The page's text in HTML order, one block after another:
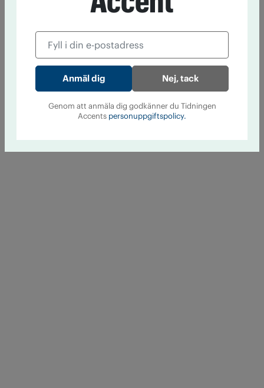
Nej, tack
Genom att anmäla dig godkänner du Tidningen
Accents personuppgiftspolicy.